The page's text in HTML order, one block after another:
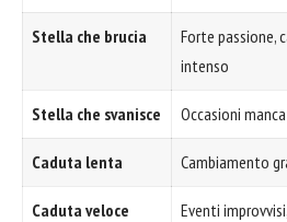
Stella che brucia
Forte passione,
intenso
Stella che svanisce Occasioni
Caduta lenta Cambiamento
Caduta veloce Eventi